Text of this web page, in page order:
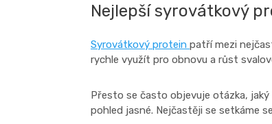
Nejlepší syrovátkový
Syrovátkový protein patří mezi
rychle využít pro obnovu a růst
Přesto se často objevuje otázka,
pohled jasné. Nejčastěji se setkáme